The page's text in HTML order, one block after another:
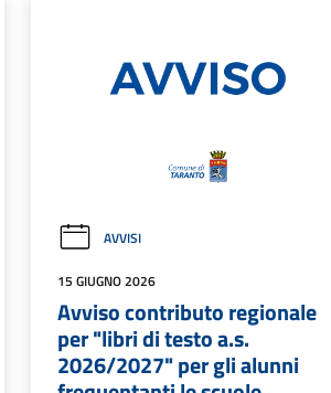
AVVISI
15 GIUGNO 2026
Avviso contributo regionale
per "libri di testo a.s.
2026/2027" per gli alunni